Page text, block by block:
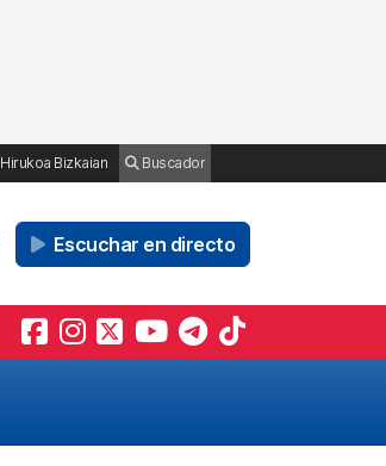
Hirukoa Bizkaian Buscador
Escuchar en directo